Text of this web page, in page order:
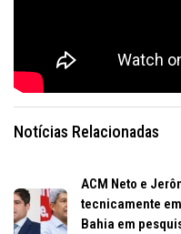
Notícias Relacionadas
ACM Neto e
tecnicamente
Bahia em